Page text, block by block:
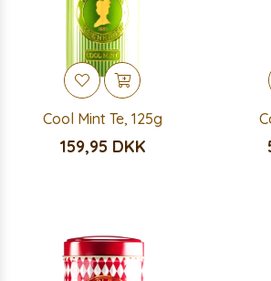
Cool Mint Te, 125g
159,95 DKK